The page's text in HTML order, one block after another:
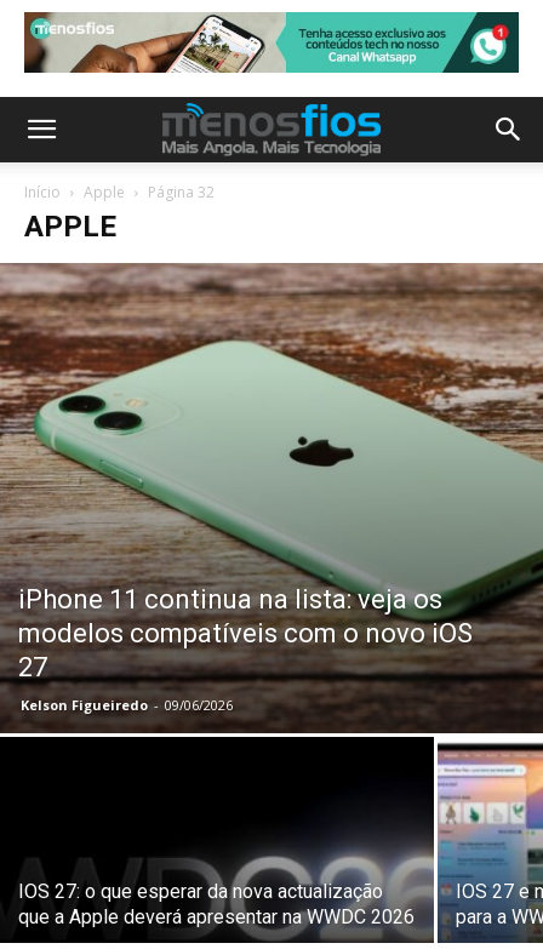
Início Apple Página 32
APPLE
iPhone 11 continua na lista: veja os
modelos compatíveis com o novo iOS
27
Kelson Figueiredo - 09/06/2026
IOS 27: o que esperar da nova actualização
que a Apple deverá apresentar na WWDC 2026
IOS 27 e
para a